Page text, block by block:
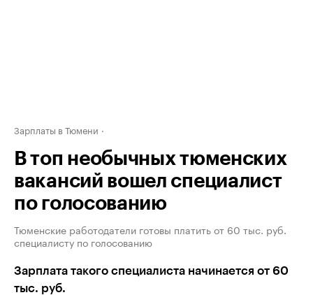
Зарплаты в Тюмени
В топ необычных тюменских
вакансий вошел специалист
по голосованию
Тюменские работодатели готовы платить от 60 тыс. руб.
специалисту по голосованию
Зарплата такого специалиста начинается от 60
тыс. руб.